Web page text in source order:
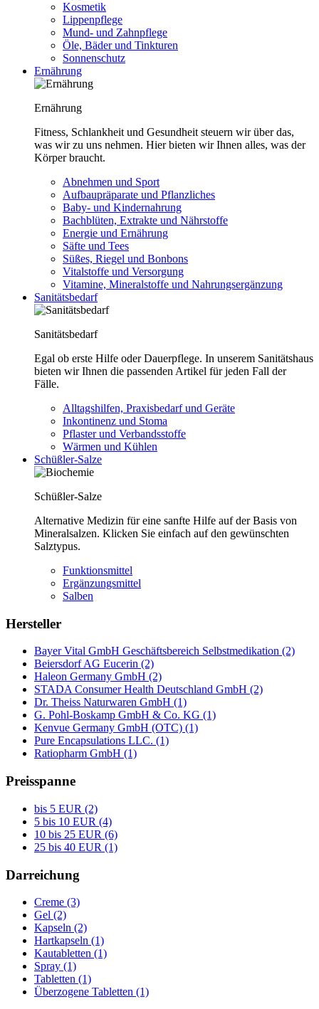
Kosmetik
Lippenpflege
Mund- und Zahnpflege
Öle, Bäder und Tinkturen
Sonnenschutz
Ernährung
Ernährung
Fitness, Schlankheit und Gesundheit steuern wir über das,
was wir zu uns nehmen. Hier bieten wir Ihnen alles, was der
Körper braucht.
Abnehmen und Sport
Aufbaupräparate und Pflanzliches
Baby- und Kindernahrung
Bachblüten, Extrakte und Nährstoffe
Energie und Ernährung
Säfte und Tees
Süßes, Riegel und Bonbons
Vitalstoffe und Versorgung
Vitamine, Mineralstoffe und Nahrungsergänzung
Sanitätsbedarf
Sanitätsbedarf
Egal ob erste Hilfe oder Dauerpflege. In unserem Sanitätshaus
bieten wir Ihnen die passenden Artikel für jeden Fall der
Fälle.
Alltagshilfen, Praxisbedarf und Geräte
Inkontinenz und Stoma
Pflaster und Verbandsstoffe
Wärmen und Kühlen
Schüßler-Salze
Schüßler-Salze
Alternative Medizin für eine sanfte Hilfe auf der Basis von
Mineralsalzen. Klicken Sie einfach auf den gewünschten
Salztypus.
Funktionsmittel
Ergänzungsmittel
Salben
Hersteller
Bayer Vital GmbH Geschäftsbereich Selbstmedikation (2)
Beiersdorf AG Eucerin (2)
Haleon Germany GmbH (2)
STADA Consumer Health Deutschland GmbH (2)
Dr. Theiss Naturwaren GmbH (1)
G. Pohl-Boskamp GmbH & Co. KG (1)
Kenvue Germany GmbH (OTC) (1)
Pure Encapsulations LLC. (1)
Ratiopharm GmbH (1)
Preisspanne
bis 5 EUR (2)
5 bis 10 EUR (4)
10 bis 25 EUR (6)
25 bis 40 EUR (1)
Darreichung
Creme (3)
Gel (2)
Kapseln (2)
Hartkapseln (1)
Kautabletten (1)
Spray (1)
Tabletten (1)
Überzogene Tabletten (1)